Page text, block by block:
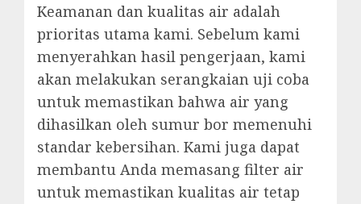
Keamanan dan kualitas air adalah
prioritas utama kami. Sebelum kami
menyerahkan hasil pengerjaan, kami
akan melakukan serangkaian uji coba
untuk memastikan bahwa air yang
dihasilkan oleh sumur bor memenuhi
standar kebersihan. Kami juga dapat
membantu Anda memasang filter air
untuk memastikan kualitas air tetap